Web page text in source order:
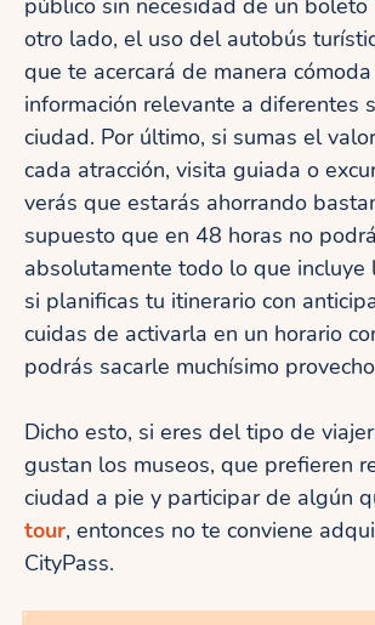
público sin necesidad de un boleto
otro lado, el uso del autobús
que te acercará de manera
información relevante a diferentes
ciudad. Por último, si sumas el
cada atracción, visita guiada o
verás que estarás ahorrando
supuesto que en 48 horas no
absolutamente todo lo que incluye
si planificas tu itinerario con
cuidas de activarla en un horario
podrás sacarle muchísimo
Dicho esto, si eres del tipo de
gustan los museos, que prefieren
ciudad a pie y participar de algún
tour, entonces no te conviene
CityPass.